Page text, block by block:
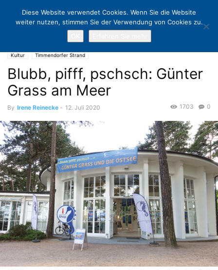
Kultur Timmendorfer Strand
Blubb, pifff, pschsch: Günter
Grass am Meer
By Irene Reinecke - 12. Juli 2020 0
1703
Diese Website verwendet Cookies. Wenn Sie die Website
weiter nutzen, stimmen Sie der Verwendung von Cookies zu.